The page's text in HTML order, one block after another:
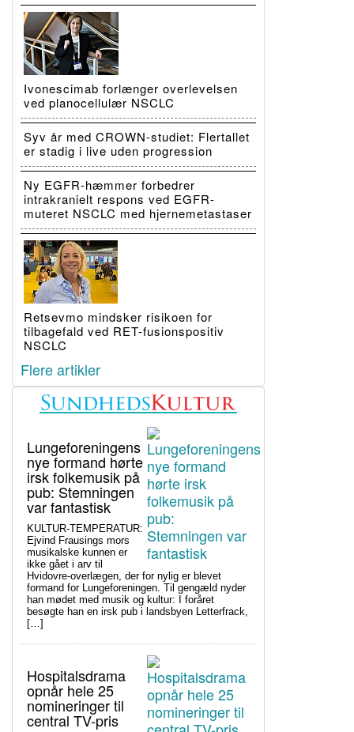
Ivonescimab forlænger overlevelsen
ved planocellulær NSCLC
Syv år med CROWN-studiet: Flertallet
er stadig i live uden progression
Ny EGFR-hæmmer forbedrer
intrakranielt respons ved EGFR-
muteret NSCLC med hjernemetastaser
Retsevmo mindsker risikoen for
tilbagefald ved RET-fusionspositiv
NSCLC
Flere artikler
Lungeforeningens
nye formand hørte
irsk folkemusik på
pub: Stemningen
var fantastisk
KULTUR-TEMPERATUR:
Ejvind Frausings mors
musikalske kunnen er
ikke gået i arv til
Hvidovre-overlægen, der for nylig er blevet
formand for Lungeforeningen. Til gengæld nyder
han mødet med musik og kultur: I foråret
besøgte han en irsk pub i landsbyen Letterfrack,
[…]
Hospitalsdrama
opnår hele 25
nomineringer til
central TV-pris